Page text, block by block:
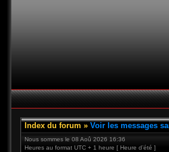
Index du forum » Voir les messages
Nous sommes le 08 Aoû 2026 16:36
Heures au format UTC + 1 heure [ Heure d’été ]